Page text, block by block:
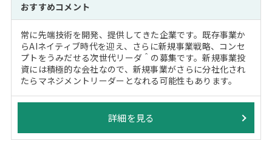
おすすめコメント
常に先端技術を開発、提供してきた企業です。既存事業か
らAIネイティブ時代を迎え、さらに新規事業戦略、コンセ
プトをうみだせる次世代リーダ＾の募集です。新規事業投
資には積極的な会社なので、新規事業がさらに分社化され
たらマネジメントリーダーとなれる可能性もあります。
詳細を見る